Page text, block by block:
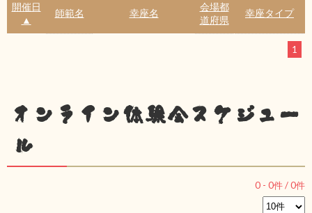
開催日
▲
師範名 幸座名
会場都
道府県
幸座タイプ
1
オンライン体験会スケジュー
ル
0 - 0件 /0件